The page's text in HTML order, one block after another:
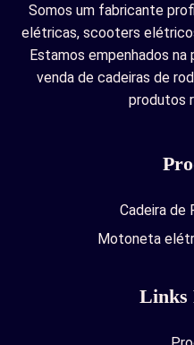
Somos um fabricante
elétricas, scooters
Estamos empenhados
venda de cadeiras de
produtos
Cadeira de
Motoneta
Links